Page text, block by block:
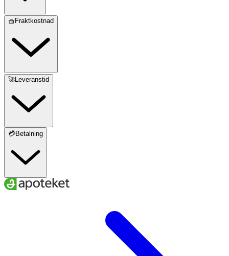
🧺Fraktkostnad
🚀Leveranstid
💳Betalning